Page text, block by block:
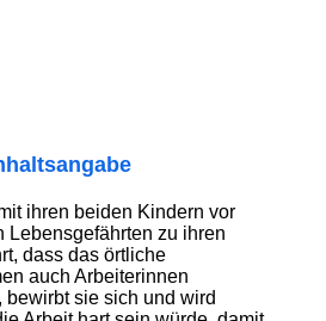
ihren beiden Kindern vor
Lebensgefährten zu ihren
dass das örtliche
auch Arbeiterinnen
bewirbt sie sich und wird